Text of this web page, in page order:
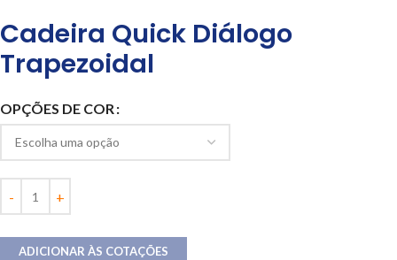
Cadeira Quick Diálogo
Trapezoidal
OPÇÕES DE COR
ADICIONAR ÀS COTAÇÕES